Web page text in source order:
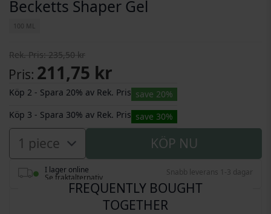
Becketts Shaper Gel
100 ML
Rek. Pris 235,50 kr
Pris 211,75 kr
Köp 2 - Spara 20% av Rek. Pris save 20%
Köp 3 - Spara 30% av Rek. Pris save 30%
KÖP NU
I lager online
Se fraktalternativ
Snabb leverans 1-3 dagar
FREQUENTLY BOUGHT
TOGETHER